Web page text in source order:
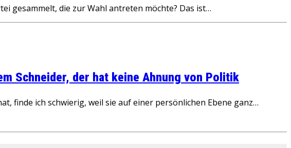
gesammelt, die zur Wahl antreten möchte? Das ist…
Schneider, der hat keine Ahnung von Politik
finde ich schwierig, weil sie auf einer persönlichen Ebene ganz…